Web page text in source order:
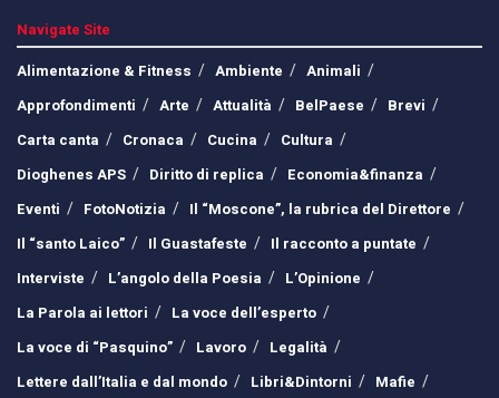
Navigate Site
Alimentazione & Fitness
Ambiente
Animali
Approfondimenti
Arte Attualità BelPaese
Brevi
Carta canta
Cronaca Cucina
Cultura
Dioghenes APS
Diritto di replica
Economia&finanza
Eventi
FotoNotizia
Il “Moscone”, la rubrica del Direttore
Il “santo Laico”
Il Guastafeste
Il racconto a puntate
Interviste
L’angolo della Poesia
L’Opinione
La Parola ai lettori
La voce dell’esperto
La voce di “Pasquino”
Lavoro
Legalità
Lettere dall’Italia e dal mondo
Libri&Dintorni
Mafie